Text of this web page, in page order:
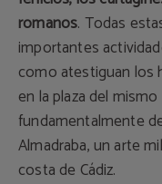
romanos. Todas
importantes
como atestiguan los
en la plaza del
fundamentalmente
Almadraba, un arte
costa de Cádiz.